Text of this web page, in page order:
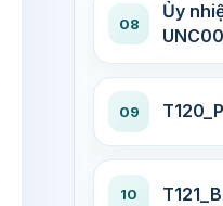
08
Ủy
09
10